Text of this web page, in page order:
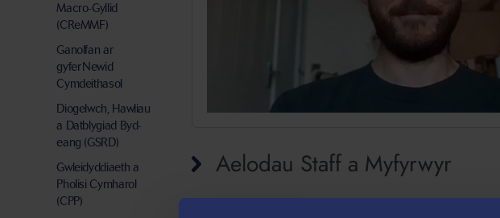
Aelodau Staff a Myfyrwyr
Macro-Gyllid
(CReMMF)
Ganolfan ar
gyfer Newid
Cymdeithasol
Diogelwch, Hawliau
a Datblygiad Byd-
eang (GSRD)
Gwleidyddiaeth a
Pholisi Cymharol
(CPP)